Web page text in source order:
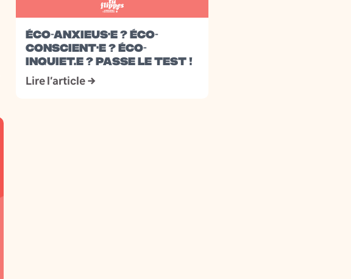
ÉCO-ANXIEUS·E ? ÉCO-
CONSCIENT·E ? ÉCO-
INQUIET.E ? PASSE LE TEST !
Lire l’article →